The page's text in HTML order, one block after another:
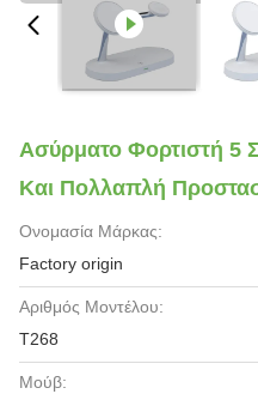
Ασύρματο Φορτιστή 5
Και Πολλαπλή
Ονομασία Μάρκας:
Factory origin
Αριθμός Μοντέλου:
T268
Μούβ: